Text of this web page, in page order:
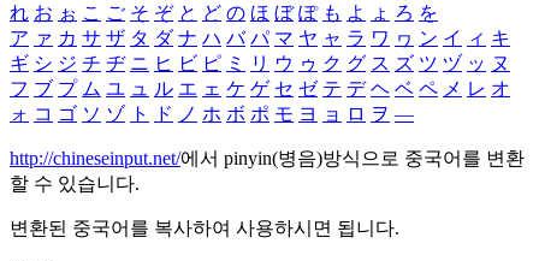
れ お ぉ こ ご そ ぞ と ど の ほ ぼ ぽ も よ ょ ろ を
ア ァ カ サ ザ タ ダ ナ ハ バ パ マ ヤ ャ ラ ワ ヮ ン イ ィ キ
ギ シ ジ チ ヂ ニ ヒ ビ ピ ミ リ ウ ゥ ク グ ス ズ ツ ヅ ッ ヌ
フ ブ プ ム ユ ュ ル エ ェ ケ ゲ セ ゼ テ デ ヘ ベ ペ メ レ オ
ォ コ ゴ ソ ゾ ト ド ノ ホ ボ ポ モ ヨ ョ ロ ヲ ―
http://chineseinput.net/에서 pinyin(병음)방식으로 중국어를 변환
할 수 있습니다.
변환된 중국어를 복사하여 사용하시면 됩니다.